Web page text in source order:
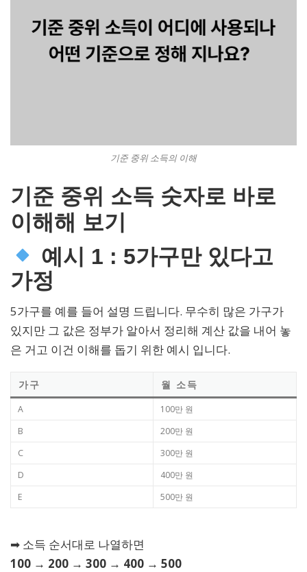
기준 중위 소득의 이해
기준 중위 소득 숫자로 바로
이해해 보기
예시 1 : 5가구만 있다고
가정
5가구를 예를 들어 설명 드립니다. 무수히 많은 가구가
있지만 그 값은 정부가 알아서 정리해 계산 값을 내어 놓
은 거고 이건 이해를 돕기 위한 예시 입니다.
가구 월 소득
A
100만 원
B
200만 원
C
300만 원
D
400만 원
E
500만 원
➡ 소득 순서대로 나열하면
100 → 200 → 300 → 400 → 500